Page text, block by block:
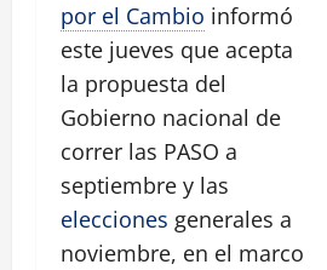
por el Cambio informó
este jueves que acepta
la propuesta del
Gobierno nacional de
correr las PASO a
septiembre y las
elecciones generales a
noviembre, en el marco